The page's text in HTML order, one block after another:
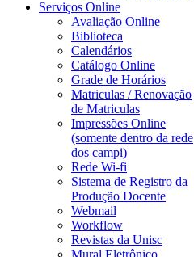
Serviços Online
Avaliação Online
Biblioteca
Calendários
Catálogo Online
Grade de Horários
Matriculas / Renovação
de Matriculas
Impressões Online
(somente dentro da rede
dos campi)
Rede Wi-fi
Sistema de Registro da
Produção Docente
Webmail
Workflow
Revistas da Unisc
Mural Eletrônico